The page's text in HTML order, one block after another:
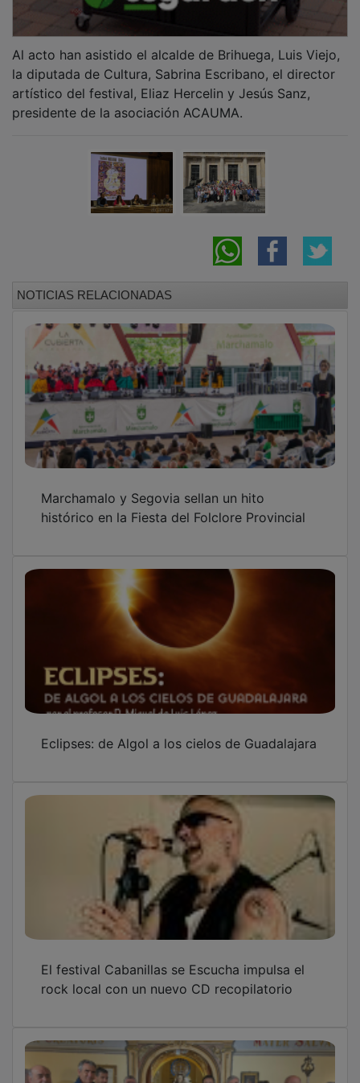
la diputada de Cultura, Sabrina Escribano, el director
artístico del festival, Eliaz Hercelin y Jesús Sanz,
presidente de la asociación ACAUMA.
histórico en la Fiesta del Folclore Provincial
rock local con un nuevo CD recopilatorio